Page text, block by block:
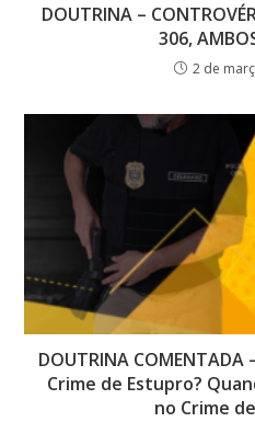
DOUTRINA –
306,
2 de
DOUTRINA
Crime de Estupro?
no Crime